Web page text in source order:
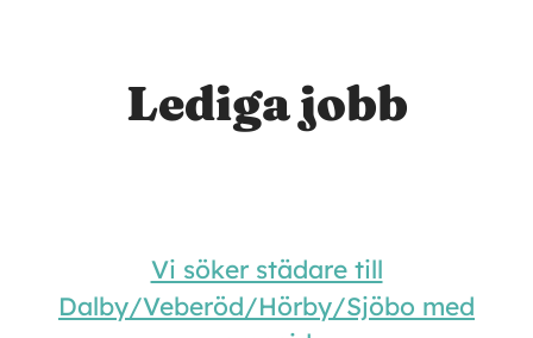
Lediga jobb
Vi söker städare till
Dalby/Veberöd/Hörby/Sjöbo med